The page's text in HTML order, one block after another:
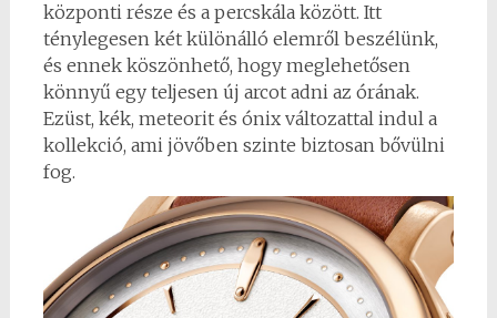
központi része és a percskála között. Itt
ténylegesen két különálló elemről beszélünk,
és ennek köszönhető, hogy meglehetősen
könnyű egy teljesen új arcot adni az órának.
Ezüst, kék, meteorit és ónix változattal indul a
kollekció, ami jövőben szinte biztosan bővülni
fog.